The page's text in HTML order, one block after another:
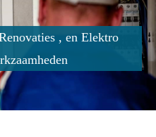
, en Elektro